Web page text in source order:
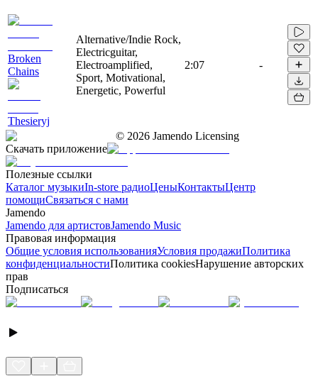
Broken
Chains
Thesieryj
Alternative/Indie Rock,
Electricguitar,
Electroamplified,
Sport, Motivational,
Energetic, Powerful
2:07 -
© 2026 Jamendo Licensing
Скачать приложение
Полезные ссылки
Каталог музыкиIn-store радиоЦеныКонтактыЦентр
помощиСвязаться с нами
Jamendo
Jamendo для артистовJamendo Music
Правовая информация
Общие условия использованияУсловия продажиПолитика
конфиденциальностиПолитика cookiesНарушение авторских
прав
Подписаться